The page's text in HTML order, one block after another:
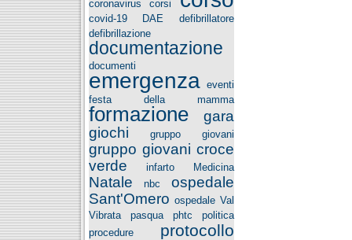
coronavirus
corsi
covid-19 DAE
defibrillatore
defibrillazione
documentazione
documenti
emergenza eventi
festa della mamma
formazione
gara
giochi
gruppo giovani
gruppo giovani croce
verde
infarto Medicina
Natale nbc
ospedale
Sant'Omero ospedale Val
Vibrata
pasqua phtc
politica
procedure
protocollo